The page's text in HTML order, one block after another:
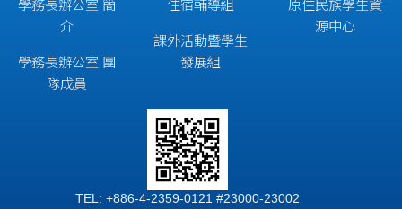
學務長辦公室 簡
介
學務長辦公室 團
隊成員
住宿輔導組
課外活動暨學生
發展組
原住民族學生資
源中心
TEL: +886-4-2359-0121 #23000-23002